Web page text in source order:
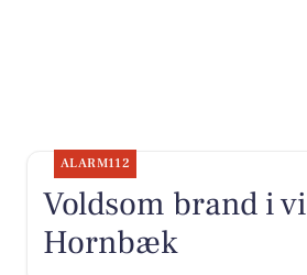
ALARM112
Voldsom brand i
Hornbæk